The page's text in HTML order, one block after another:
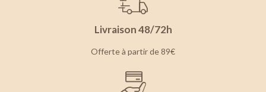
Livraison 48/72h
Offerte à partir de 89€